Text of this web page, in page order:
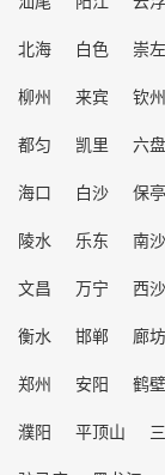
北海
白色 崇左
柳州
来宾 钦州
都匀
凯里 六
海口
白沙 保亭
陵水
乐东 南
文昌
万宁 西沙
衡水
邯郸 廊坊
郑州
安阳 鹤壁
濮阳
平顶山